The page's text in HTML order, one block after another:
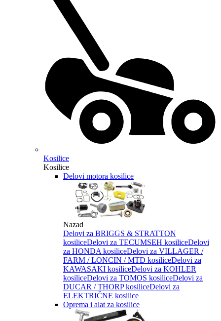
Kosilice
Kosilice
Delovi motora kosilice
Nazad
Delovi za BRIGGS & STRATTON
kosiliceDelovi za TECUMSEH kosiliceDelovi
za HONDA kosiliceDelovi za VILLAGER /
FARM / LONCIN / MTD kosiliceDelovi za
KAWASAKI kosiliceDelovi za KOHLER
kosiliceDelovi za TOMOS kosiliceDelovi za
DUCAR / THORP kosiliceDelovi za
ELEKTRIČNE kosilice
Oprema i alat za kosilice